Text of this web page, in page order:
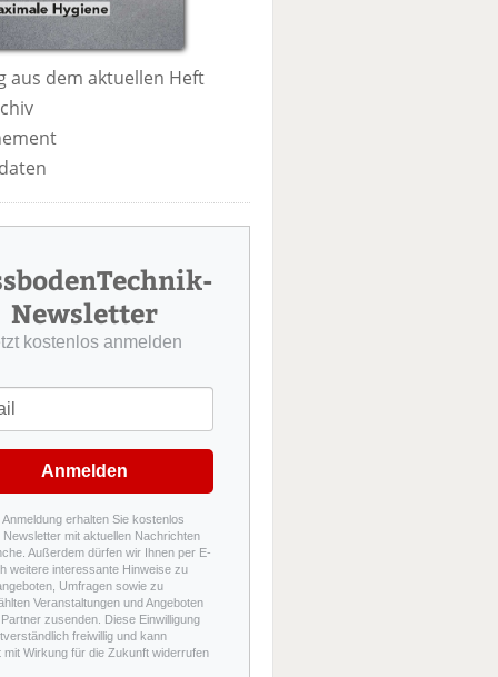
aus dem aktuellen Heft
Newsletter
kostenlos anmelden
Anmelden
Anmeldung erhalten Sie kostenlos
Newsletter mit aktuellen Nachrichten
Außerdem dürfen wir Ihnen per E-
weitere interessante Hinweise zu
Umfragen sowie zu
Veranstaltungen und Angeboten
zusenden. Diese Einwilligung
freiwillig und kann
mit Wirkung für die Zukunft widerrufen